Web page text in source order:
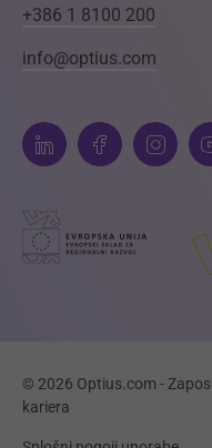
+386 1 8100 200
info@optius.com
© 2026 Optius.com -
kariera